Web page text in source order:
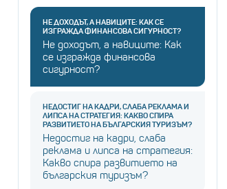
НЕ ДОХОДЪТ, А НАВИЦИТЕ: КАК СЕ
ИЗГРАЖДА ФИНАНСОВА СИГУРНОСТ?
Не доходът, а навиците: Как
се изгражда финансова
сигурност?
НЕДОСТИГ НА КАДРИ, СЛАБА РЕКЛАМА И
ЛИПСА НА СТРАТЕГИЯ: КАКВО СПИРА
РАЗВИТИЕТО НА БЪЛГАРСКИЯ ТУРИЗЪМ?
Недостиг на кадри, слаба
реклама и липса на стратегия:
Какво спира развитието на
българския туризъм?